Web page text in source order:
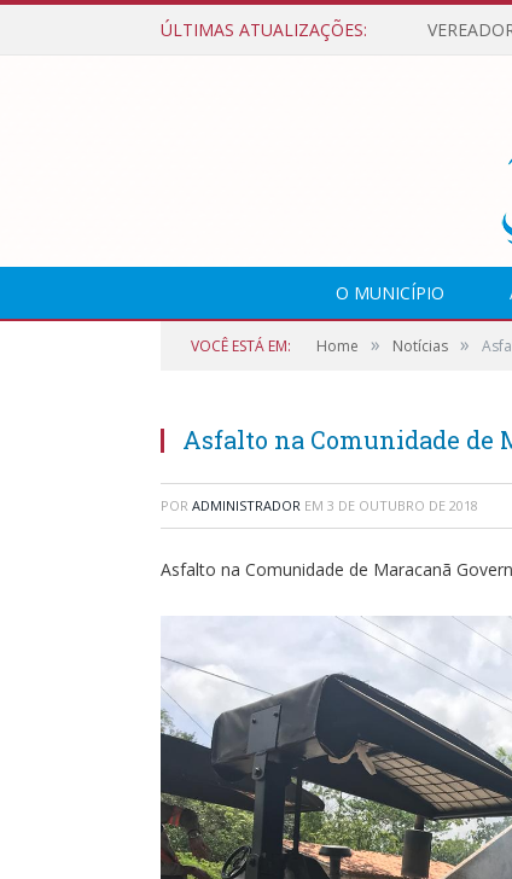
ÚLTIMAS ATUALIZAÇÕES:
O MUNICÍPIO
VOCÊ ESTÁ EM: Home » Notícias »
Asfalto na Comunidade de
POR ADMINISTRADOR EM 3 DE OUTUBRO DE 2018
Asfalto na Comunidade de Maracanã